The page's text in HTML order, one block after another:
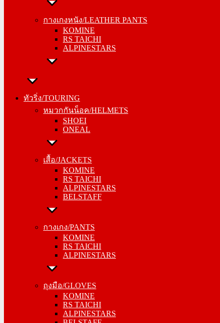
กางเกงหนัง/LEATHER PANTS
KOMINE
RS TAICHI
ALPINESTARS
ทัวริ่ง/TOURING
หมวกกันน็อค/HELMETS
SHOEI
ONEAL
เสื้อ/JACKETS
KOMINE
RS TAICHI
ALPINESTARS
BELSTAFF
กางเกง/PANTS
KOMINE
RS TAICHI
ALPINESTARS
ถุงมือ/GLOVES
KOMINE
RS TAICHI
ALPINESTARS
กางเกงหนัง/LEATHER PANTS
RS TAICHI
ALPINESTARS
ทัวริ่ง/TOURING
SHOEI
ONEAL
เสื้อ/JACKETS
RS TAICHI
ALPINESTARS
BELSTAFF
กางเกง/PANTS
RS TAICHI
ALPINESTARS
ถุงมือ/GLOVES
RS TAICHI
ALPINESTARS
BELSTAFF